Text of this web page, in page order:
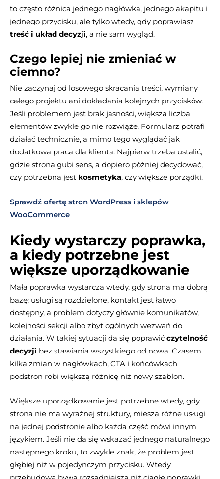
to często różnica jednego nagłówka, jednego akapitu i
jednego przycisku, ale tylko wtedy, gdy poprawiasz
treść i układ decyzji, a nie sam wygląd.
Czego lepiej nie zmieniać w
ciemno?
Nie zaczynaj od losowego skracania treści, wymiany
całego projektu ani dokładania kolejnych przycisków.
Jeśli problemem jest brak jasności, większa liczba
elementów zwykle go nie rozwiąże. Formularz potrafi
działać technicznie, a mimo tego wyglądać jak
dodatkowa praca dla klienta. Najpierw trzeba ustalić,
gdzie strona gubi sens, a dopiero później decydować,
czy potrzebna jest kosmetyka, czy większe porządki.
Sprawdź ofertę stron WordPress i sklepów
WooCommerce
Kiedy wystarczy poprawka,
a kiedy potrzebne jest
większe uporządkowanie
Mała poprawka wystarcza wtedy, gdy strona ma dobrą
bazę: usługi są rozdzielone, kontakt jest łatwo
dostępny, a problem dotyczy głównie komunikatów,
kolejności sekcji albo zbyt ogólnych wezwań do
działania. W takiej sytuacji da się poprawić czytelność
decyzji bez stawiania wszystkiego od nowa. Czasem
kilka zmian w nagłówkach, CTA i końcówkach
podstron robi większą różnicę niż nowy szablon.
Większe uporządkowanie jest potrzebne wtedy, gdy
strona nie ma wyraźnej struktury, miesza różne usługi
na jednej podstronie albo każda część mówi innym
językiem. Jeśli nie da się wskazać jednego naturalnego
następnego kroku, to zwykle znak, że problem jest
głębiej niż w pojedynczym przycisku. Wtedy